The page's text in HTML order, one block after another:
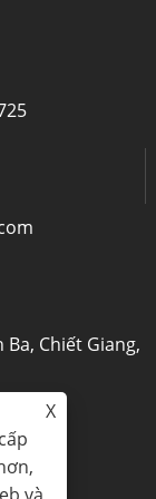
Chiết Giang,
X